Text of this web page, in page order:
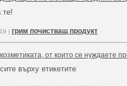
те!
| грим почистващ продукт
от които се нуждаете
върху етикетите